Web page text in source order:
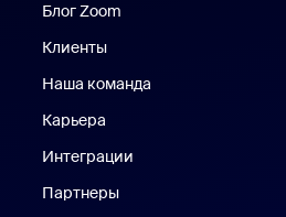
Блог Zoom
Клиенты
Наша команда
Карьера
Интеграции
Партнеры